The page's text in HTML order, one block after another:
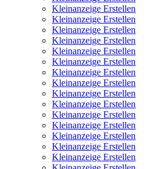
Kleinanzeige Erstellen
Kleinanzeige Erstellen
Kleinanzeige Erstellen
Kleinanzeige Erstellen
Kleinanzeige Erstellen
Kleinanzeige Erstellen
Kleinanzeige Erstellen
Kleinanzeige Erstellen
Kleinanzeige Erstellen
Kleinanzeige Erstellen
Kleinanzeige Erstellen
Kleinanzeige Erstellen
Kleinanzeige Erstellen
Kleinanzeige Erstellen
Kleinanzeige Erstellen